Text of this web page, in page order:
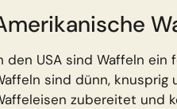
den USA sind Waffeln
sind dünn, knusprig
zubereitet und